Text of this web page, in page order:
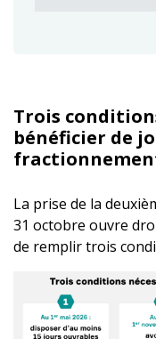
Trois
bénéficier de
La prise de la
31 octobre ouvre
de remplir trois